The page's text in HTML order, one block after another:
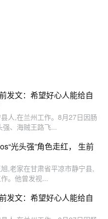
发文：希望好心人能给自
人,在兰州工作。8月27日因肠
、海贼王路飞...
光头强”角色走红， 生前
,老家在甘肃省平凉市静宁县,
。他曾发视...
发文：希望好心人能给自